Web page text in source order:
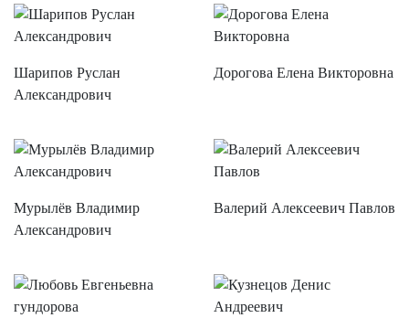
Шарипов Руслан
Александрович
Дорогова Елена Викторовна
Мурылёв Владимир
Александрович
Валерий Алексеевич Павлов